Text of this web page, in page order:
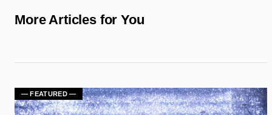
More Articles for You
— FEATURED —